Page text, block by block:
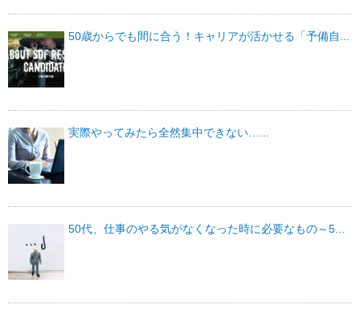
50歳からでも間に合う！キャリアが活かせる「予備自...
実際やってみたら全然集中できない…...
50代、仕事のやる気がなくなった時に必要なもの～5...